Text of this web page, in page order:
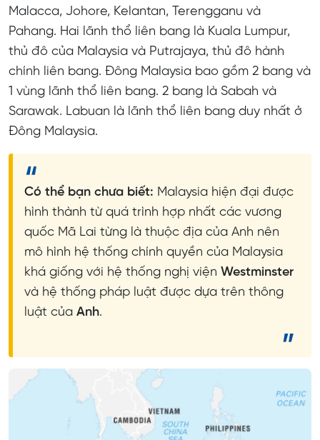
Malacca, Johore, Kelantan, Terengganu và
Pahang. Hai lãnh thổ liên bang là Kuala Lumpur,
thủ đô của Malaysia và Putrajaya, thủ đô hành
chính liên bang. Đông Malaysia bao gồm 2 bang và
1 vùng lãnh thổ liên bang. 2 bang là Sabah và
Sarawak. Labuan là lãnh thổ liên bang duy nhất ở
Đông Malaysia.
Có thể bạn chưa biết: Malaysia hiện đại được
hình thành từ quá trình hợp nhất các vương
quốc Mã Lai từng là thuộc địa của Anh nên
mô hình hệ thống chính quyền của Malaysia
khá giống với hệ thống nghị viện Westminster
và hệ thống pháp luật được dựa trên thông
luật của Anh.